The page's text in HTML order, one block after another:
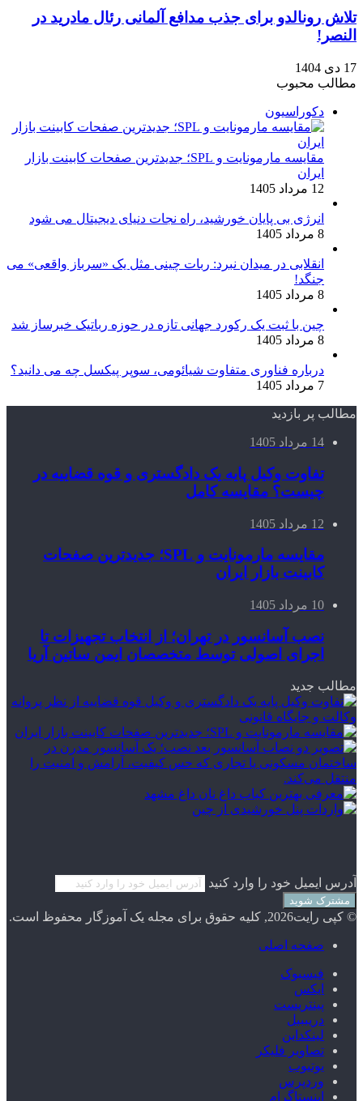
تلاش رونالدو برای جذب مدافع آلمانی رئال مادرید در
النصر!
17 دی 1404
مطالب محبوب
دکوراسیون
مقایسه مارمونایت و SPL؛ جدیدترین صفحات کابینت بازار
ایران
12 مرداد 1405
انرژی بی‌ پایان خورشید، راه نجات دنیای دیجیتال می شود
8 مرداد 1405
انقلابی در میدان نبرد: ربات چینی مثل یک «سرباز واقعی» می‌
جنگد!
8 مرداد 1405
چین با ثبت یک رکورد جهانی تازه در حوزه رباتیک خبرساز شد
8 مرداد 1405
درباره فناوری متفاوت شیائومی، سوپر پیکسل چه می دانید؟
7 مرداد 1405
مطالب پر بازدید
14 مرداد 1405
تفاوت وکیل پایه یک دادگستری و قوه قضاییه در
چیست؟ مقایسه کامل
12 مرداد 1405
مقایسه مارمونایت و SPL؛ جدیدترین صفحات
کابینت بازار ایران
10 مرداد 1405
نصب آسانسور در تهران؛ از انتخاب تجهیزات تا
اجرای اصولی توسط متخصصان ایمن ساتین آریا
مطالب جدید
آدرس ایمیل خود را وارد کنید
© کپی رایت2026, کلیه حقوق برای مجله یک آموزگار محفوظ است.
صفحه اصلی
فیسبوک
ایکس
پینتریست
دریبببل
لینکداین
تصاویر فلیکر
یوتیوب
وردپرس
اینستاگرام